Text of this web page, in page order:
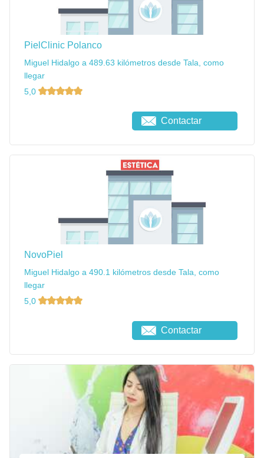
PielClinic Polanco
Miguel Hidalgo a 489.63 kilómetros desde Tala, como
llegar
5,0
Contactar
NovoPiel
Miguel Hidalgo a 490.1 kilómetros desde Tala, como
llegar
5,0
Contactar